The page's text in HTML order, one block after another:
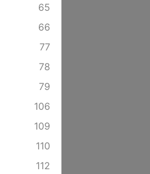
65
66
77
78
79
106
109
110
112